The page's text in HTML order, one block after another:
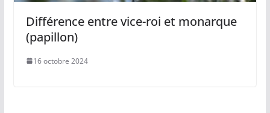
Différence entre vice-roi et monarque
(papillon)
16 octobre 2024